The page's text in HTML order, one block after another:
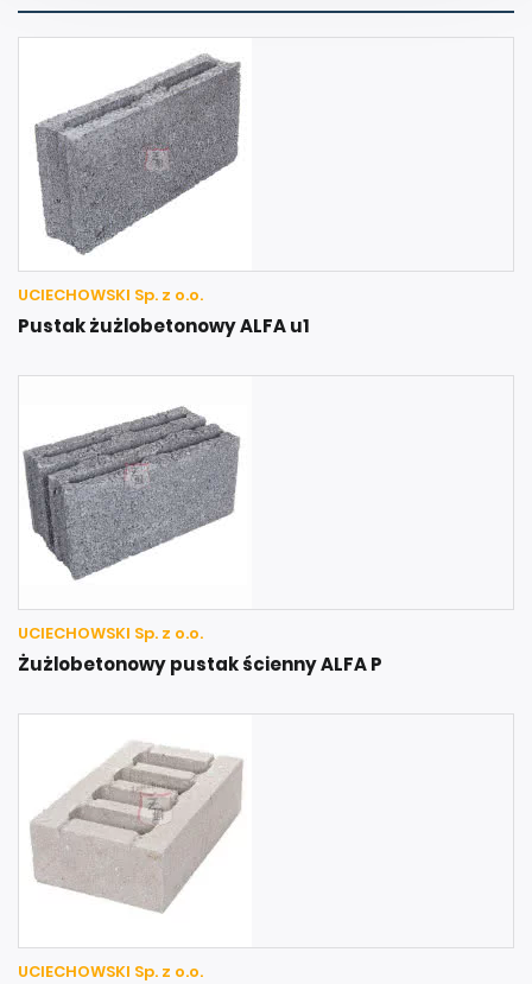
UCIECHOWSKI Sp. z o.o.
Pustak żużlobetonowy ALFA u1
UCIECHOWSKI Sp. z o.o.
Żużlobetonowy pustak ścienny ALFA P
UCIECHOWSKI Sp. z o.o.